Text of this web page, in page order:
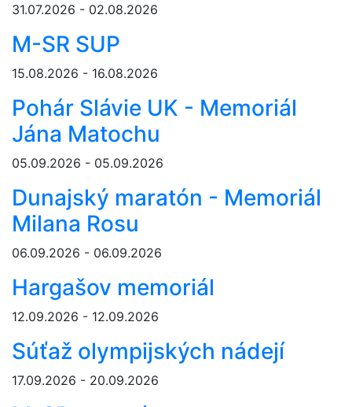
31.07.2026 - 02.08.2026
M-SR SUP
15.08.2026 - 16.08.2026
Pohár Slávie UK - Memoriál
Jána Matochu
05.09.2026 - 05.09.2026
Dunajský maratón - Memoriál
Milana Rosu
06.09.2026 - 06.09.2026
Hargašov memoriál
12.09.2026 - 12.09.2026
Súťaž olympijských nádejí
17.09.2026 - 20.09.2026